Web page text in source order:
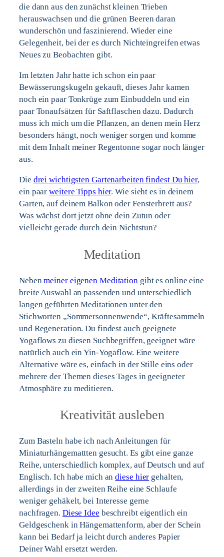
die dann aus den zunächst kleinen Trieben
herauswachsen und die grünen Beeren daran
wunderschön und faszinierend. Wieder eine
Gelegenheit, bei der es durch Nichteingreifen etwas
Neues zu Beobachten gibt.
Im letzten Jahr hatte ich schon ein paar
Bewässerungskugeln gekauft, dieses Jahr kamen
noch ein paar Tonkrüge zum Einbuddeln und ein
paar Tonaufsätzen für Saftflaschen dazu. Dadurch
muss ich mich um die Pflanzen, an denen mein Herz
besonders hängt, noch weniger sorgen und komme
mit dem Inhalt meiner Regentonne sogar noch länger
aus.
Die drei wichtigsten Gartenarbeiten findest Du hier,
ein paarweitere Tipps hier. Wie sieht es in deinem
Garten, auf deinem Balkon oder Fensterbrett aus?
Was wächst dort jetzt ohne dein Zutun oder
vielleicht gerade durch dein Nichtstun?
Meditation
Nebenmeiner eigenen Meditation gibt es online eine
breite Auswahl an passenden und unterschiedlich
langen geführten Meditationen unter den
Stichworten „Sommersonnenwende“, Kräftesammeln
und Regeneration. Du findest auch geeignete
Yogaflows zu diesen Suchbegriffen, geeignet wäre
natürlich auch ein Yin-Yogaflow. Eine weitere
Alternative wäre es, einfach in der Stille eins oder
mehrere der Themen dieses Tages in geeigneter
Atmosphäre zu meditieren.
Kreativität ausleben
Zum Basteln habe ich nach Anleitungen für
Miniaturhängemattten gesucht. Es gibt eine ganze
Reihe, unterschiedlich komplex, auf Deutsch und auf
Englisch. Ich habe mich andiese hier gehalten,
allerdings in der zweiten Reihe eine Schlaufe
weniger gehäkelt, bei Interesse gerne
nachfragen. Diese Idee beschreibt eigentlich ein
Geldgeschenk in Hängemattenform, aber der Schein
kann bei Bedarf ja leicht durch anderes Papier
Deiner Wahl ersetzt werden.